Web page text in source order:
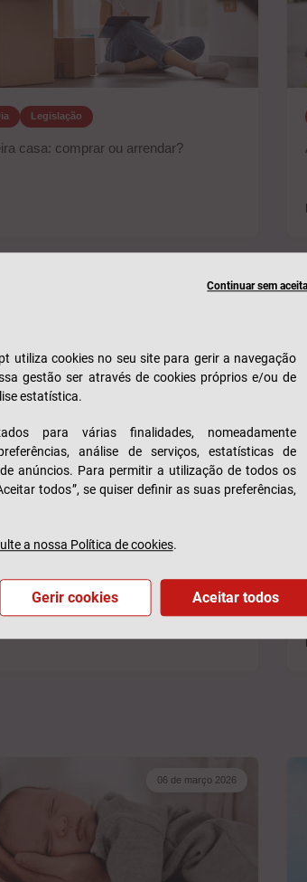
Legislação
casa: comprar ou arrendar?
Bem-Estar Casa
e fáceis de cuidar – descubra quais
06 de março 2026
Continuar sem
utiliza cookies no seu site para gerir a navegação
gestão ser através de cookies próprios e/ou de
estatística.
para várias finalidades, nomeadamente
análise de serviços, estatísticas de
anúncios. Para permitir a utilização de todos os
todos”, se quiser definir as suas preferências,
a nossa Política de cookies.
Gerir cookies Aceitar todos